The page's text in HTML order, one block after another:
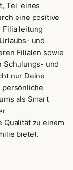
Teil eines
eine positive
Filialleitung
und
Filialen sowie
Schulungs- und
nur Deine
persönliche
als Smart
zu einem
bietet.